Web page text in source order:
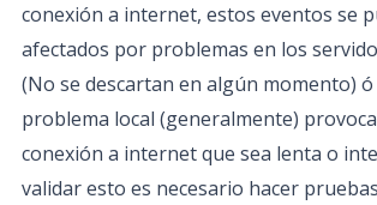
conexión a internet, estos eventos se
afectados por problemas en los
(No se descartan en algún momento)
problema local (generalmente)
conexión a internet que sea lenta o
validar esto es necesario hacer